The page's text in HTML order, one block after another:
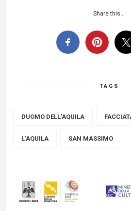
Share this...
TAGS
DUOMO DELL'AQUILA
L'AQUILA SAN MASSIMO